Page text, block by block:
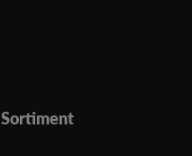
Sortiment